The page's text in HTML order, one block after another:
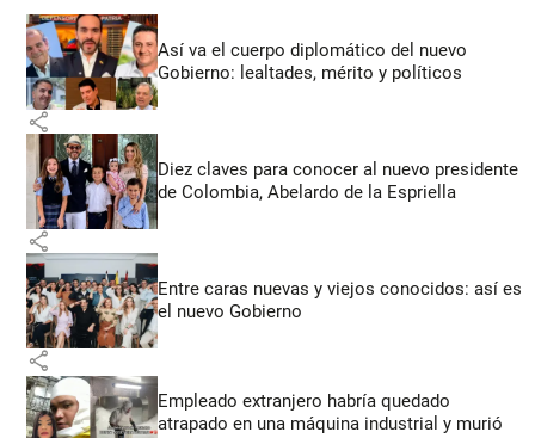
Así va el cuerpo diplomático del nuevo
Gobierno: lealtades, mérito y políticos
share
Diez claves para conocer al nuevo presidente
de Colombia, Abelardo de la Espriella
share
Entre caras nuevas y viejos conocidos: así es
el nuevo Gobierno
share
Empleado extranjero habría quedado
atrapado en una máquina industrial y murió